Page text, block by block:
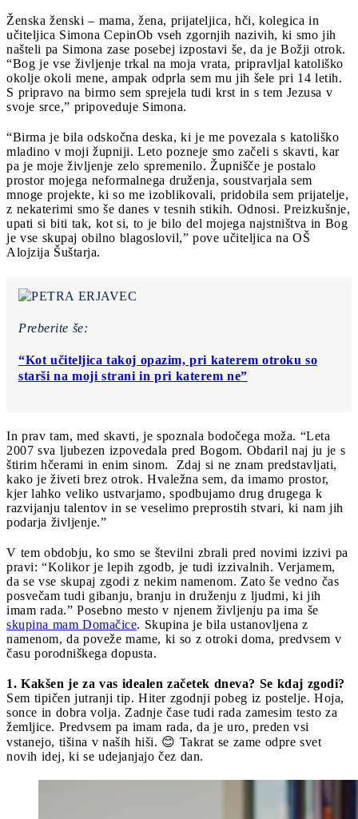
Ženska ženski – mama, žena, prijateljica, hči, kolegica in
učiteljica Simona CepinOb vseh zgornjih nazivih, ki smo jih
našteli pa Simona zase posebej izpostavi še, da je Božji otrok.
“Bog je vse življenje trkal na moja vrata, pripravljal katoliško
okolje okoli mene, ampak odprla sem mu jih šele pri 14 letih.
S pripravo na birmo sem sprejela tudi krst in s tem Jezusa v
svoje srce,” pripoveduje Simona.
“Birma je bila odskočna deska, ki je me povezala s katoliško
mladino v moji župniji. Leto pozneje smo začeli s skavti, kar
pa je moje življenje zelo spremenilo. Župnišče je postalo
prostor mojega neformalnega druženja, soustvarjala sem
mnoge projekte, ki so me izoblikovali, pridobila sem prijatelje,
z nekaterimi smo še danes v tesnih stikih. Odnosi. Preizkušnje,
upati si biti tak, kot si, to je bilo del mojega najstništva in Bog
je vse skupaj obilno blagoslovil,” pove učiteljica na OŠ
Alojzija Šuštarja.
Preberite še:
“Kot učiteljica takoj opazim, pri katerem otroku so
starši na moji strani in pri katerem ne”
In prav tam, med skavti, je spoznala bodočega moža. “Leta
2007 sva ljubezen izpovedala pred Bogom. Obdaril naj ju je s
štirim hčerami in enim sinom. Zdaj si ne znam predstavljati,
kako je živeti brez otrok. Hvaležna sem, da imamo prostor,
kjer lahko veliko ustvarjamo, spodbujamo drug drugega k
razvijanju talentov in se veselimo preprostih stvari, ki nam jih
podarja življenje.”
V tem obdobju, ko smo se številni zbrali pred novimi izzivi pa
pravi: “Kolikor je lepih zgodb, je tudi izzivalnih. Verjamem,
da se vse skupaj zgodi z nekim namenom. Zato še vedno čas
posvečam tudi gibanju, branju in druženju z ljudmi, ki jih
imam rada.” Posebno mesto v njenem življenju pa ima še
skupina mam Domačice. Skupina je bila ustanovljena z
namenom, da poveže mame, ki so z otroki doma, predvsem v
času porodniškega dopusta.
1. Kakšen je za vas idealen začetek dneva? Se kdaj zgodi?
Sem tipičen jutranji tip. Hiter zgodnji pobeg iz postelje. Hoja,
sonce in dobra volja. Zadnje čase tudi rada zamesim testo za
žemljice. Predvsem pa imam rada, da je uro, preden vsi
vstanejo, tišina v naših hiši. 😊 Takrat se zame odpre svet
novih idej, ki se udejanjajo čez dan.